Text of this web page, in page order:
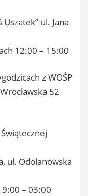
ul. Jana
12:00 – 15:00
z WOŚP
52
ul. Odolanowska
– 03:00